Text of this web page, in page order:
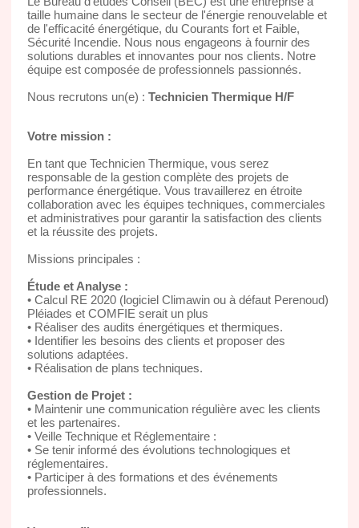
taille humaine dans le secteur de l'énergie renouvelable et
de l'efficacité énergétique, du Courants fort et Faible,
Sécurité Incendie. Nous nous engageons à fournir des
solutions durables et innovantes pour nos clients. Notre
équipe est composée de professionnels passionnés.
Nous recrutons un(e) : Technicien Thermique H/F
Votre mission :
En tant que Technicien Thermique, vous serez
responsable de la gestion complète des projets de
performance énergétique. Vous travaillerez en étroite
collaboration avec les équipes techniques, commerciales
et administratives pour garantir la satisfaction des clients
et la réussite des projets.
Missions principales :
Étude et Analyse :
• Calcul RE 2020 (logiciel Climawin ou à défaut Perenoud)
Pléiades et COMFIE serait un plus
• Réaliser des audits énergétiques et thermiques.
• Identifier les besoins des clients et proposer des
solutions adaptées.
• Réalisation de plans techniques.
Gestion de Projet :
• Maintenir une communication régulière avec les clients
et les partenaires.
• Veille Technique et Réglementaire :
• Se tenir informé des évolutions technologiques et
réglementaires.
• Participer à des formations et des événements
professionnels.